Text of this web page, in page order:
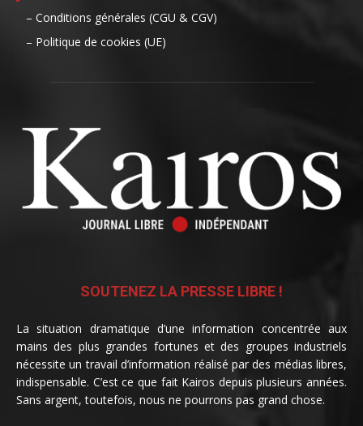
– Conditions générales (CGU & CGV)
– Politique de cookies (UE)
SOUTENEZ LA PRESSE LIBRE !
La situation dramatique d’une information concentrée aux
mains des plus grandes fortunes et des groupes industriels
nécessite un travail d’information réalisé par des médias libres,
indispensable. C’est ce que fait Kairos depuis plusieurs années.
Sans argent, toutefois, nous ne pourrons pas grand chose.